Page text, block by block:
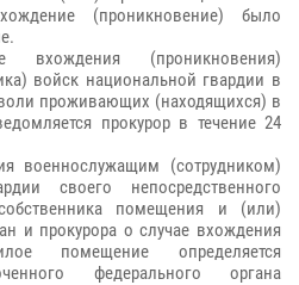
(проникновение) было
(проникновения)
войск национальной гвардии в
проживающих (находящихся) в
прокурор в течение 24
военнослужащим (сотрудником)
своего непосредственного
помещения и (или)
и прокурора о случае вхождения
помещение определяется
федерального органа